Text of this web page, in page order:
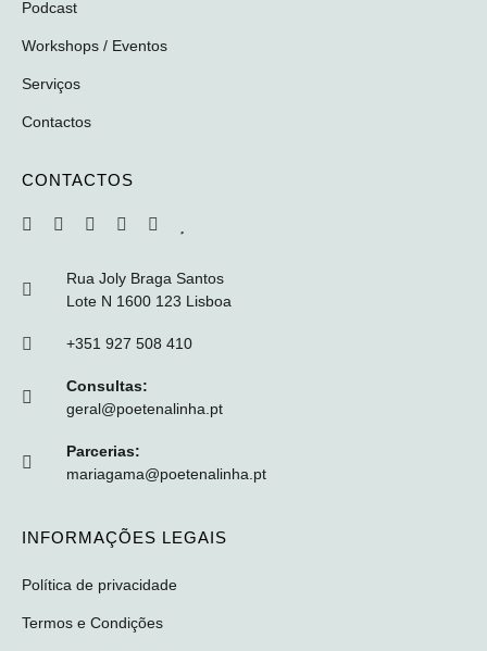
Podcast
Workshops / Eventos
Serviços
Contactos
CONTACTOS
Rua Joly Braga Santos
Lote N 1600 123 Lisboa
+351 927 508 410
Consultas:
geral@poetenalinha.pt
Parcerias:
mariagama@poetenalinha.pt
INFORMAÇÕES LEGAIS
Política de privacidade
Termos e Condições